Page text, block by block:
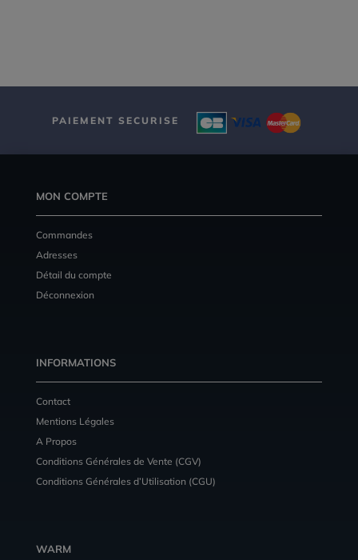
PAIEMENT SECURISE
MON COMPTE
Commandes
Adresses
Détail du compte
Déconnexion
INFORMATIONS
Contact
Mentions Légales
A Propos
Conditions Générales de Vente (CGV)
Conditions Générales d’Utilisation (CGU)
WARM